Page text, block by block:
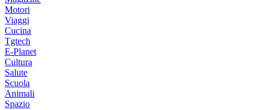
Motori
Viaggi
Cucina
Tgtech
E-Planet
Cultura
Salute
Scuola
Animali
Spazio